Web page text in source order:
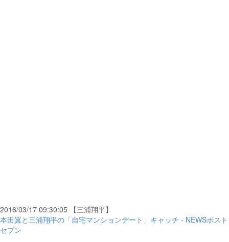
2016/03/17 09:30:05 【三浦翔平】
本田翼と三浦翔平の「自宅マンションデート」キャッチ - NEWSポスト
セブン